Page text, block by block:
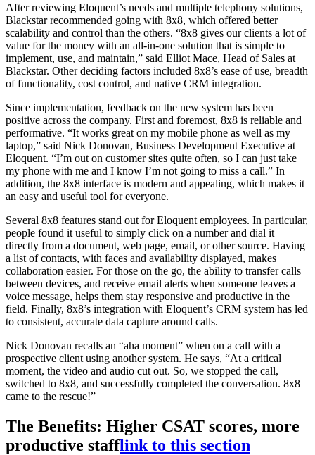
After reviewing Eloquent’s needs and multiple telephony solutions,
Blackstar recommended going with 8x8, which offered better
scalability and control than the others. “8x8 gives our clients a lot of
value for the money with an all-in-one solution that is simple to
implement, use, and maintain,” said Elliot Mace, Head of Sales at
Blackstar. Other deciding factors included 8x8’s ease of use, breadth
of functionality, cost control, and native CRM integration.
Since implementation, feedback on the new system has been
positive across the company. First and foremost, 8x8 is reliable and
performative. “It works great on my mobile phone as well as my
laptop,” said Nick Donovan, Business Development Executive at
Eloquent. “I’m out on customer sites quite often, so I can just take
my phone with me and I know I’m not going to miss a call.” In
addition, the 8x8 interface is modern and appealing, which makes it
an easy and useful tool for everyone.
Several 8x8 features stand out for Eloquent employees. In particular,
people found it useful to simply click on a number and dial it
directly from a document, web page, email, or other source. Having
a list of contacts, with faces and availability displayed, makes
collaboration easier. For those on the go, the ability to transfer calls
between devices, and receive email alerts when someone leaves a
voice message, helps them stay responsive and productive in the
field. Finally, 8x8’s integration with Eloquent’s CRM system has led
to consistent, accurate data capture around calls.
Nick Donovan recalls an “aha moment” when on a call with a
prospective client using another system. He says, “At a critical
moment, the video and audio cut out. So, we stopped the call,
switched to 8x8, and successfully completed the conversation. 8x8
came to the rescue!”
The Benefits: Higher CSAT scores, more
productive stafflink to this section